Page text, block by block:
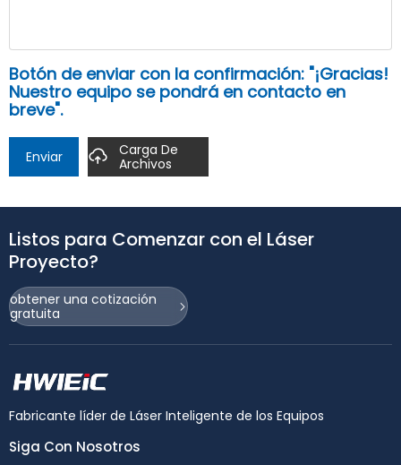
Botón de enviar con la confirmación: "¡Gracias!
Nuestro equipo se pondrá en contacto en
breve".
Enviar
Carga De
Archivos
Listos para Comenzar con el Láser
Proyecto?
obtener una cotización
gratuita
Fabricante líder de Láser Inteligente de los Equipos
Siga Con Nosotros